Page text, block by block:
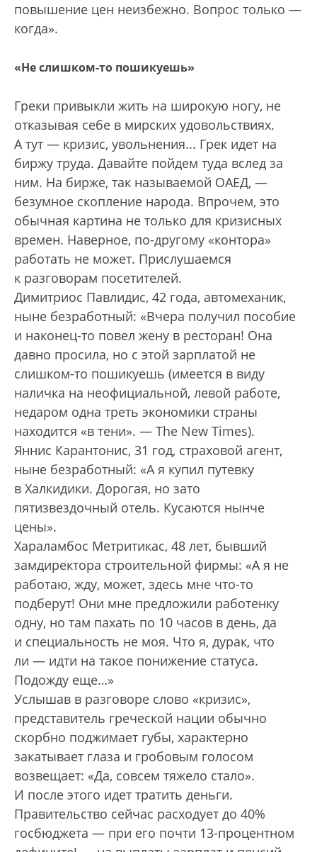
повышение цен неизбежно. Вопрос только —
когда».
«Не слишком-то пошикуешь»
Греки привыкли жить на широкую ногу, не
отказывая себе в мирских удовольствиях.
А тут — кризис, увольнения... Грек идет на
биржу труда. Давайте пойдем туда вслед за
ним. На бирже, так называемой ОАЕД, —
безумное скопление народа. Впрочем, это
обычная картина не только для кризисных
времен. Наверное, по-другому «контора»
работать не может. Прислушаемся
к разговорам посетителей.
Димитриос Павлидис, 42 года, автомеханик,
ныне безработный: «Вчера получил пособие
и наконец-то повел жену в ресторан! Она
давно просила, но с этой зарплатой не
слишком-то пошикуешь (имеется в виду
наличка на неофициальной, левой работе,
недаром одна треть экономики страны
находится «в тени». — The New Times).
Яннис Карантонис, 31 год, страховой агент,
ныне безработный: «А я купил путевку
в Халкидики. Дорогая, но зато
пятизвездочный ­отель. Кусаются нынче
цены».
Хараламбос Метритикас, 48 лет, бывший
замдиректора строительной фирмы: «А я не
работаю, жду, может, здесь мне что-то
подберут! Они мне предложили работенку
одну, но там пахать по 10 часов в день, да
и специальность не моя. Что я, дурак, что
ли — идти на такое понижение статуса.
Подожду еще…»
Услышав в разговоре слово «кризис»,
представитель греческой нации обычно
скорбно поджимает губы, характерно
закатывает глаза и гробовым голосом
возвещает: «Да, совсем тяжело стало».
И после этого идет тратить деньги.
Правительство сейчас расходует до 40%
госбюджета — при его почти 13-процентном